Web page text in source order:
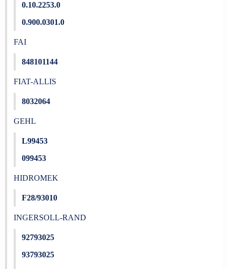
0.10.2253.0
0.900.0301.0
FAI
848101144
FIAT-ALLIS
8032064
GEHL
L99453
099453
HIDROMEK
F28/93010
INGERSOLL-RAND
92793025
93793025